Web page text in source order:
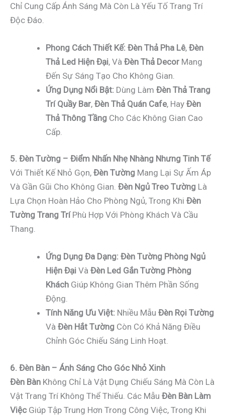
Chỉ Cung Cấp Ánh Sáng Mà Còn Là Yếu Tố Trang Trí
Độc Đáo.
Phong Cách Thiết Kế: Đèn Thả Pha Lê, Đèn
Thả Led Hiện Đại, Và Đèn Thả Decor Mang
Đến Sự Sáng Tạo Cho Không Gian.
Ứng Dụng Nổi Bật: Dùng Làm Đèn Thả Trang
Trí Quầy Bar, Đèn Thả Quán Cafe, Hay Đèn
Thả Thông Tầng Cho Các Không Gian Cao
Cấp.
5. Đèn Tường – Điểm Nhấn Nhẹ Nhàng Nhưng Tinh Tế
Với Thiết Kế Nhỏ Gọn, Đèn Tường Mang Lại Sự Ấm Áp
Và Gần Gũi Cho Không Gian. Đèn Ngủ Treo Tường Là
Lựa Chọn Hoàn Hảo Cho Phòng Ngủ, Trong Khi Đèn
Tường Trang TríPhù Hợp Với Phòng Khách Và Cầu
Thang.
Ứng Dụng Đa Dạng: Đèn Tường Phòng Ngủ
Hiện Đại Và Đèn Led Gắn Tường Phòng
Khách Giúp Không Gian Thêm Phần Sống
Động.
Tính Năng Ưu Việt: Nhiều Mẫu Đèn Rọi Tường
Và Đèn Hắt Tường Còn Có Khả Năng Điều
Chỉnh Góc Chiếu Sáng Linh Hoạt.
6. Đèn Bàn – Ánh Sáng Cho Góc Nhỏ Xinh
Đèn Bàn Không Chỉ Là Vật Dụng Chiếu Sáng Mà Còn Là
Vật Trang Trí Không Thể Thiếu. Các Mẫu Đèn Bàn Làm
Việc Giúp Tập Trung Hơn Trong Công Việc, Trong Khi